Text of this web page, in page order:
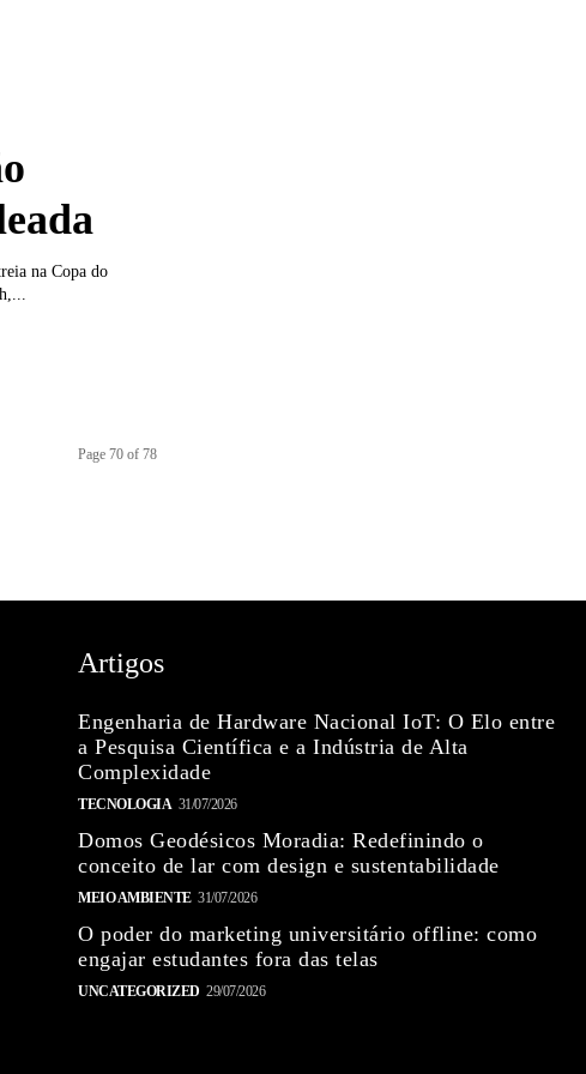
na Copa do
Page 70 of 78
Artigos
Engenharia de Hardware Nacional IoT: O Elo entre
a Pesquisa Científica e a Indústria de Alta
Complexidade
TECNOLOGIA 31/07/2026
Domos Geodésicos Moradia: Redefinindo o
conceito de lar com design e sustentabilidade
MEIO AMBIENTE 31/07/2026
O poder do marketing universitário offline: como
engajar estudantes fora das telas
UNCATEGORIZED 29/07/2026